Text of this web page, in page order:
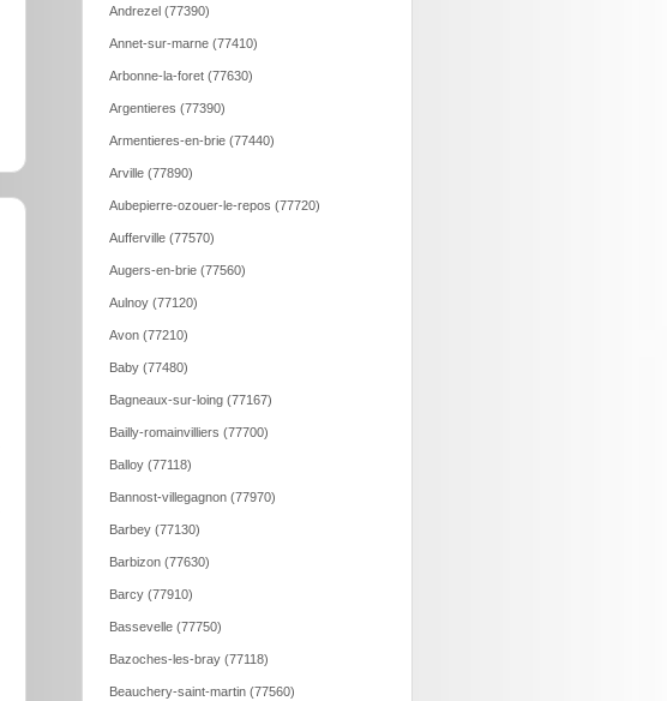
Andrezel (77390)
Annet-sur-marne (77410)
Arbonne-la-foret (77630)
Argentieres (77390)
Armentieres-en-brie (77440)
Arville (77890)
Aubepierre-ozouer-le-repos (77720)
Aufferville (77570)
Augers-en-brie (77560)
Aulnoy (77120)
Avon (77210)
Baby (77480)
Bagneaux-sur-loing (77167)
Bailly-romainvilliers (77700)
Balloy (77118)
Bannost-villegagnon (77970)
Barbey (77130)
Barbizon (77630)
Barcy (77910)
Bassevelle (77750)
Bazoches-les-bray (77118)
Beauchery-saint-martin (77560)